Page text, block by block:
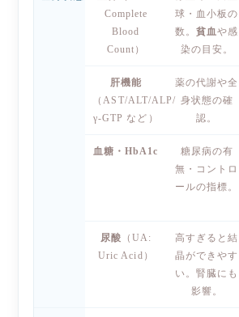
Complete
Blood
Count）
球・血小板の
数。貧血や感
染の目安。
肝機能
（AST/ALT/ALP/
γ-GTP など）
薬の代謝や全
身状態の確
認。
血糖・HbA1c
糖尿病の有
無・コントロ
ールの指標。
尿酸 （UA:
Uric Acid）
高すぎると結
晶ができやす
い。腎臓にも
影響。